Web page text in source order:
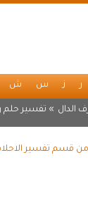
ر ز س ش
الدال » تفسير حلم
قسم تفسير